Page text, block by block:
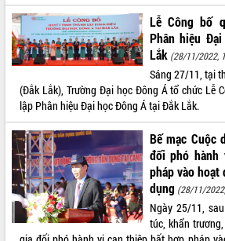
đấu có 77% xã đạt chuẩn nông thôn
mới
Chuyển đổi số 'mở đường' cho nông
nghiệp Đắk Lắk tăng trưởng bứt phá
Triển khai đồng bộ đo đạc, lập hồ sơ
địa chính, hoàn thiện cơ sở dữ liệu đất
đai
Ứng dụng sinh trắc học - Bước tiến
trong hành trình chuyển đổi số tại Đắk
Lắk
Đắk Lắk nâng cao hiệu quả công tác
Đảng từ Sổ tay đảng viên điện tử
Đắk Lắk đẩy mạnh nuôi biển công
nghệ, hướng tới phát triển thủy sản
Lễ Công bố
Phân hiệu
Lắk (28/11/2022,
Sáng 27/11, tại
(Đắk Lắk), Trường Đại học Đông Á tổ chức Lễ
lập Phân hiệu Đại học Đông Á tại Đắk Lắk.
Bế mạc Cuộc
đối phó
pháp vào hoạt
dụng (28/11/
Ngày 25/11,
túc, khẩn